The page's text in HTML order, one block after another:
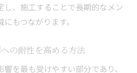
し、施工することで長期的なメン
もつながります。
の耐性を高める方法
を最も受けやすい部分であり、